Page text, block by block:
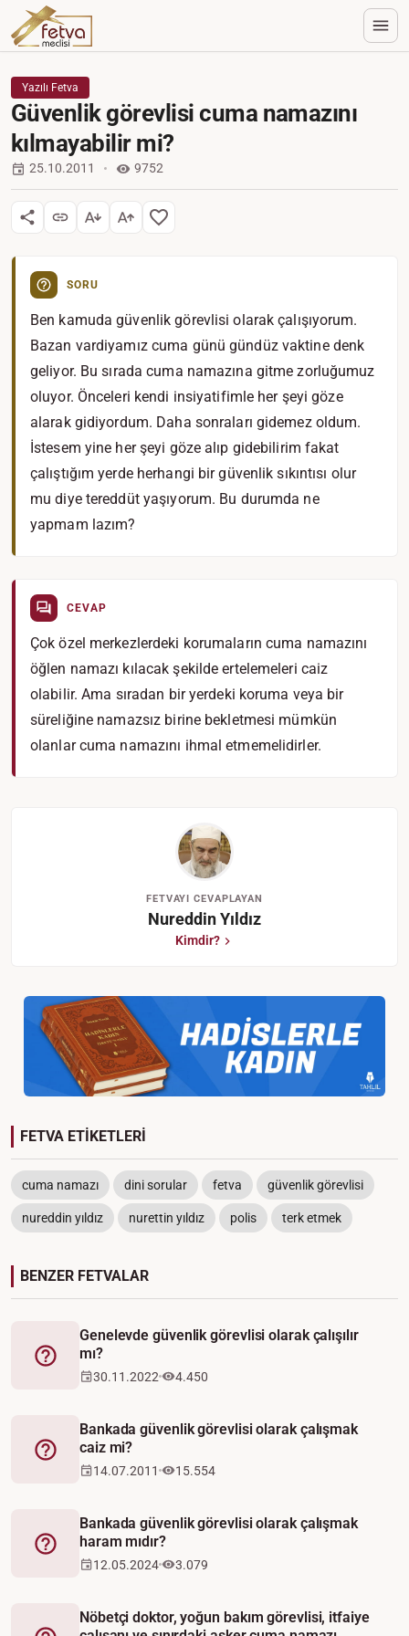
Yazılı Fetva
Güvenlik görevlisi cuma namazını
kılmayabilir mi?
25.10.2011 9752
SORU
Ben kamuda güvenlik görevlisi olarak çalışıyorum.
Bazan vardiyamız cuma günü gündüz vaktine denk
geliyor. Bu sırada cuma namazına gitme zorluğumuz
oluyor. Önceleri kendi insiyatifimle her şeyi göze
alarak gidiyordum. Daha sonraları gidemez oldum.
İstesem yine her şeyi göze alıp gidebilirim fakat
çalıştığım yerde herhangi bir güvenlik sıkıntısı olur
mu diye tereddüt yaşıyorum. Bu durumda ne
yapmam lazım?
CEVAP
Çok özel merkezlerdeki korumaların cuma namazını
öğlen namazı kılacak şekilde ertelemeleri caiz
olabilir. Ama sıradan bir yerdeki koruma veya bir
süreliğine namazsız birine bekletmesi mümkün
olanlar cuma namazını ihmal etmemelidirler.
FETVAYI CEVAPLAYAN
Nureddin Yıldız
Kimdir?
FETVA ETİKETLERİ
cuma namazı dini sorular fetva güvenlik görevlisi
nureddin yıldız nurettin yıldız polis terk etmek
BENZER FETVALAR
Fetva
Genelevde güvenlik görevlisi olarak çalışılır
mı?
30.11.2022 4.450
Fetva
Bankada güvenlik görevlisi olarak çalışmak
caiz mi?
14.07.2011 15.554
Fetva
Bankada güvenlik görevlisi olarak çalışmak
haram mıdır?
12.05.2024 3.079
Nöbetçi doktor, yoğun bakım görevlisi, itfaiye